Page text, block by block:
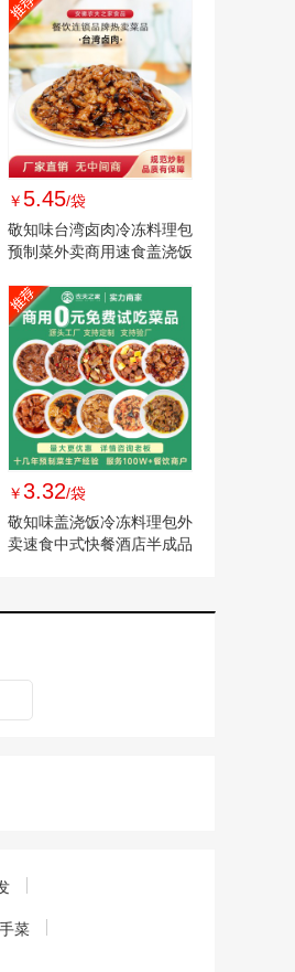
￥ 5.45/袋
敬知味台湾卤肉冷冻料理包
预制菜外卖商用速食盖浇饭
￥3.32/袋
敬知味盖浇饭冷冻料理包外
卖速食中式快餐酒店半成品
菜